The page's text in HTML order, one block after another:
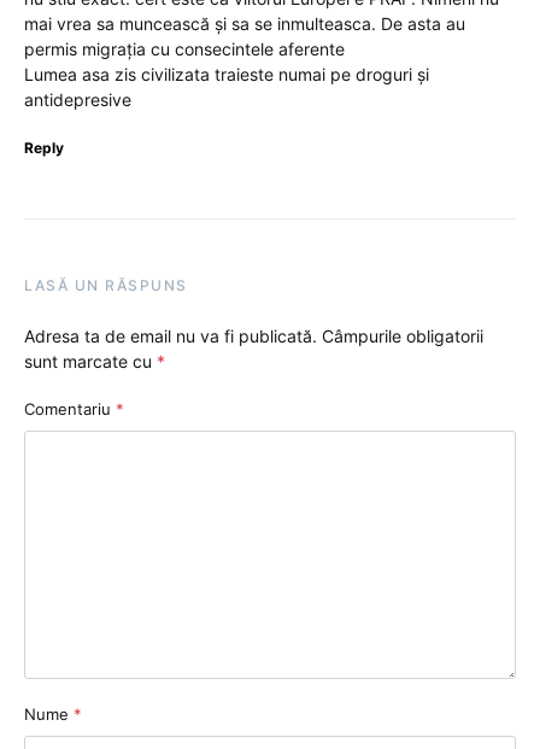
mai vrea sa muncească și sa se inmulteasca. De asta au
permis migrația cu consecintele aferente
Lumea asa zis civilizata traieste numai pe droguri și
antidepresive
Reply
LASĂ UN RĂSPUNS
Adresa ta de email nu va fi publicată. Câmpurile obligatorii
sunt marcate cu *
Comentariu *
Nume *